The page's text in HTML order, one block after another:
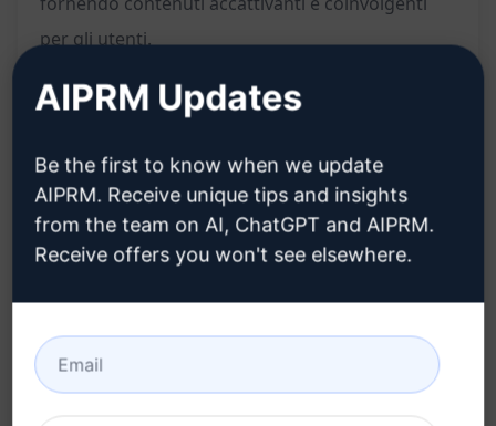
per gli utenti.
Funzionalità:
Generazione automatica di testi brevi: crea
prompt coinvolgenti senza sforzo;
Contenuti coinvolgenti: assicura che i testi
siano accattivanti e interessanti per gli utenti;
Variazione nel tono: genera testi con toni
diversi per adattarsi a varie situazioni;
Flessibilità nell'utilizzo: adatto per una vasta
AIPRM Updates
Be the first to know when we update
AIPRM. Receive unique tips and insights
from the team on AI, ChatGPT and AIPRM.
Receive offers you won't see elsewhere.